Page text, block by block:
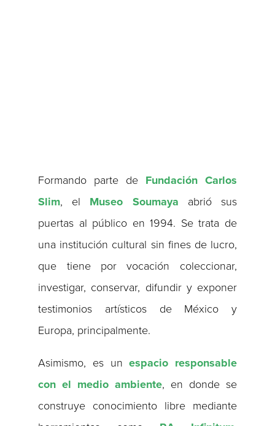
Formando parte de Fundación Carlos
Slim, el Museo Soumaya abrió sus
puertas al público en 1994. Se trata de
una institución cultural sin fines de lucro,
que tiene por vocación coleccionar,
investigar, conservar, difundir y exponer
testimonios artísticos de México y
Europa, principalmente.
Asimismo, es unespacio responsable
con el medio ambiente, en donde se
construye conocimiento libre mediante